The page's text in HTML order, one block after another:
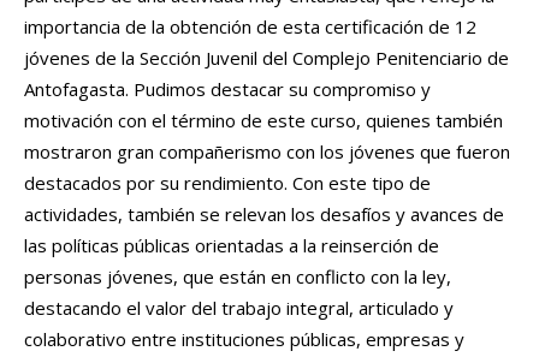
importancia de la obtención de esta certificación de 12
jóvenes de la Sección Juvenil del Complejo Penitenciario de
Antofagasta. Pudimos destacar su compromiso y
motivación con el término de este curso, quienes también
mostraron gran compañerismo con los jóvenes que fueron
destacados por su rendimiento. Con este tipo de
actividades, también se relevan los desafíos y avances de
las políticas públicas orientadas a la reinserción de
personas jóvenes, que están en conflicto con la ley,
destacando el valor del trabajo integral, articulado y
colaborativo entre instituciones públicas, empresas y